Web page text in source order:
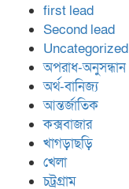
first lead
Second lead
Uncategorized
অপরাধ-অনুসন্ধান
অর্থ-বানিজ্য
আন্তর্জাতিক
কক্সবাজার
খাগড়াছড়ি
খেলা
চট্রগ্রাম